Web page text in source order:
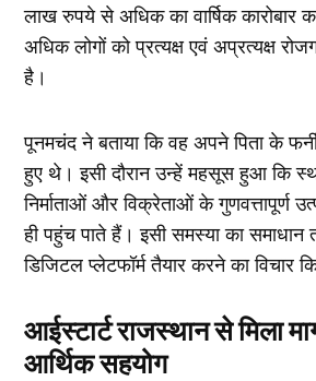
लाख रुपये से अधिक का वार्षिक कारोबार
अधिक लोगों को प्रत्यक्ष एवं अप्रत्यक्ष
है।
पूनमचंद ने बताया कि वह अपने पिता के
हुए थे। इसी दौरान उन्हें महसूस हुआ कि
निर्माताओं और विक्रेताओं के गुणवत्तापूर्ण
ही पहुंच पाते हैं। इसी समस्या का समाधान
डिजिटल प्लेटफॉर्म तैयार करने का विचार
आईस्टार्ट राजस्थान से मिला
आर्थिक सहयोग